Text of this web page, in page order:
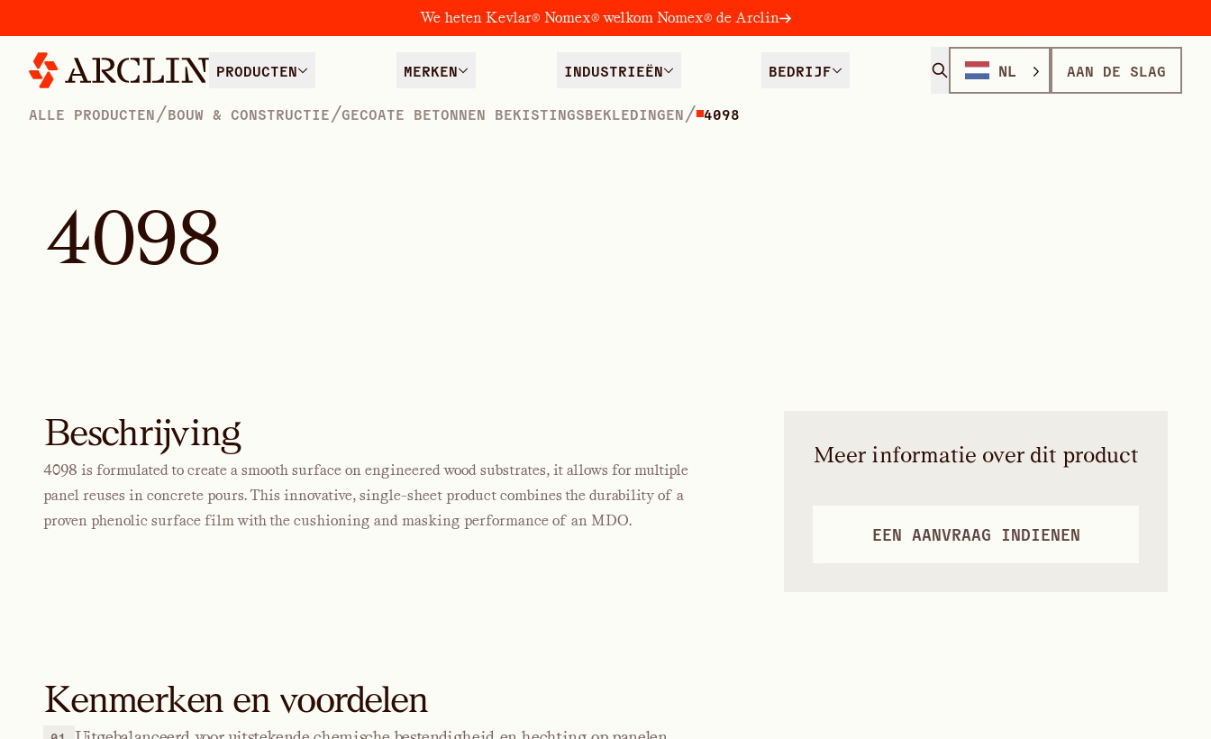
We heten Kevlar® Nomex® welkom Nomex® de Arclin
PRODUCTEN MERKEN INDUSTRIEËN BEDRIJF NL AAN DE SLAG
ALLE PRODUCTEN /BOUW & CONSTRUCTIE /GECOATE BETONNEN BEKISTINGSBEKLEDINGEN / 4098
4098
Beschrijving
4098 is formulated to create a smooth surface on engineered wood substrates, it allows for multiple
panel reuses in concrete pours. This innovative, single-sheet product combines the durability of a
proven phenolic surface film with the cushioning and masking performance of an MDO.
Kenmerken en voordelen
Meer informatie over dit product
EEN AANVRAAG INDIENEN